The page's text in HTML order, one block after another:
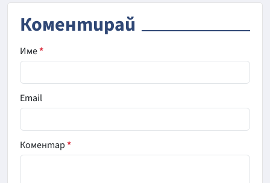
Коментирай
Име*
Email
Коментар*